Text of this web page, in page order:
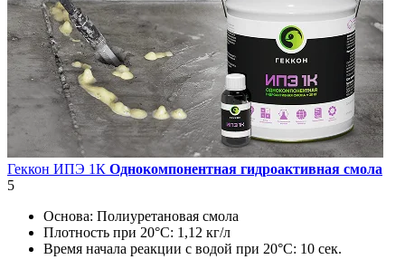
Геккон ИПЭ 1К Однокомпонентная гидроактивная смола
5
Основа: Полиуретановая смола
Плотность при 20°C: 1,12 кг/л
Время начала реакции с водой при 20°С: 10 сек.